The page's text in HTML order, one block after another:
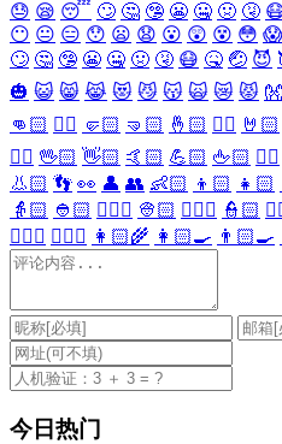
😓 😪 😴 🙄 🤔 🤥 😬 🤐 🤢 🤧
😶 😐 😑 😯 😦 😧 😮 😲 😵 😳 😱
🙄 🤔 🤥 😬 🤐 🤢 🤧 😷 🤒 🤕 😈
🎃 😺 😸 😹 😻 😼 😽 🙀 😿 😾
👊🏻 ✊🏻 🤛🏻 🤜🏻 🤞🏻 ✌🏻 🤘🏻
🖐🏻 🖖🏻 👋🏻 🤙🏻 💪🏻 🖕🏻 ✍🏻
👃🏻 👣 👀 👤 👥 👶🏻 👦🏻 👧🏻
👵🏻 👲🏻 👳🏻‍♀️ 👳🏻 👮🏻‍♀️ 👮🏻
👩🏻‍⚕️ 👨🏻‍⚕️ 👩🏻‍🌾 👩🏻‍🍳 👨🏻‍🍳
今日热门